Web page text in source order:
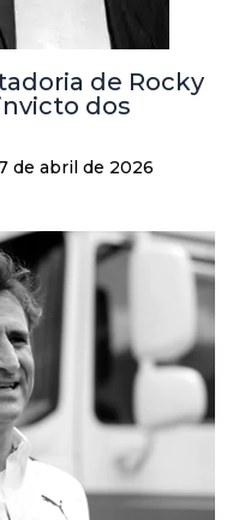
de Rocky
dos
de abril de 2026